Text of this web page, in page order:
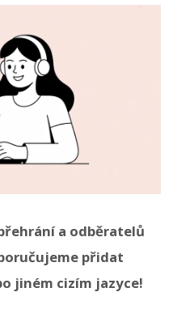
a odběratelů
přidat
jiném cizím jazyce!